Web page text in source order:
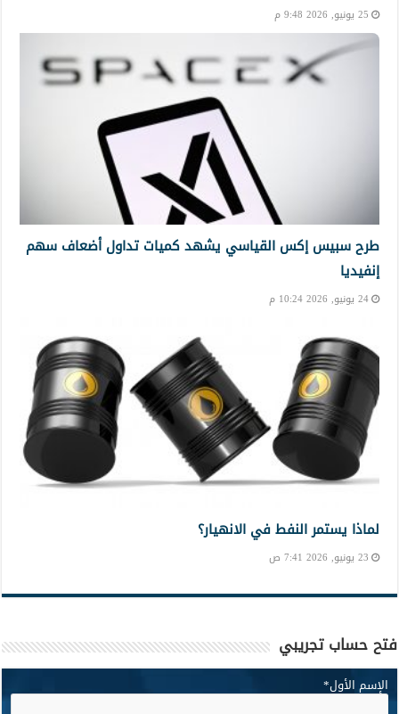
25 يونيو, 2026 9:48 م
طرح سبيس إكس القياسي يشهد كميات تداول أضعاف سهم
إنفيديا
24 يونيو, 2026 10:24 م
لماذا يستمر النفط في الانهيار؟
23 يونيو, 2026 7:41 ص
فتح حساب تجريبي
الإسم الأول*